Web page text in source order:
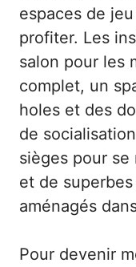
espaces de
profiter. Les
salon pour les
complet, un
holes et des
de
sièges pour se
et de
aménagés
Pour devenir